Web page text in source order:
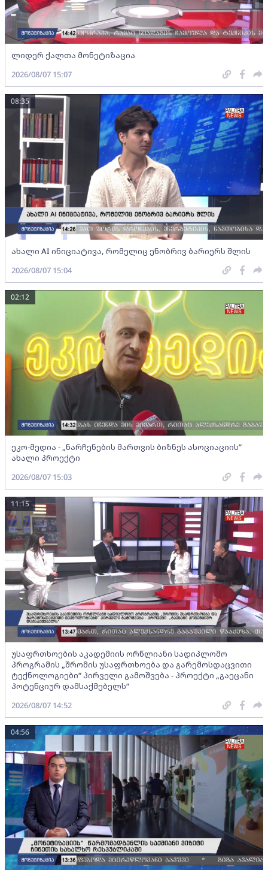
ლიდერ ქალთა მონეტიზაცია
2026/08/07 15:07
ახალი AI ინიციატივა, რომელიც ენობრივ ბარიერს შლის
08:35
2026/08/07 15:04
ეკო-მედია - „ნარჩენების მართვის ბიზნეს ასოციაციის”
ახალი პროექტი
02:12
2026/08/07 15:03
უსაფრთხოების აკადემიის ორწლიანი სადიპლომო
პროგრამის „შრომის უსაფრთხოება და გარემოსდაცვითი
ტექნოლოგიები“ პირველი გამოშვება - პროექტი „გაეცანი
პოტენციურ დამსაქმებელს“
11:15
2026/08/07 14:52
04:56